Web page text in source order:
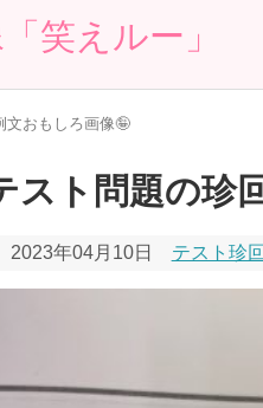
文おもしろ画像🤪
スト問題の珍
2023年04月10日 テスト珍